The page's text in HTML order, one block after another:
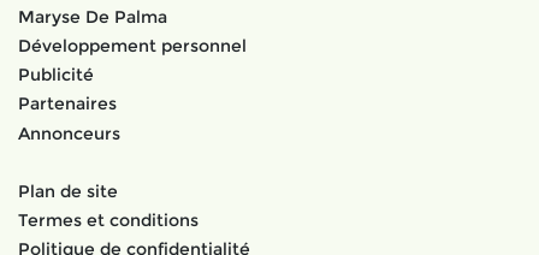
Maryse De Palma
Développement personnel
Publicité
Partenaires
Annonceurs
Plan de site
Termes et conditions
Politique de confidentialité